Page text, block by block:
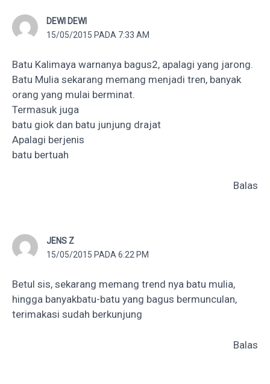
DEWI DEWI
15/05/2015 PADA 7:33 AM
Batu Kalimaya warnanya bagus2, apalagi yang jarong.
Batu Mulia sekarang memang menjadi tren, banyak
orang yang mulai berminat.
Termasuk juga
batu giok dan batu junjung drajat
Apalagi berjenis
batu bertuah
Balas
JENS Z
15/05/2015 PADA 6:22 PM
Betul sis, sekarang memang trend nya batu mulia,
hingga banyakbatu-batu yang bagus bermunculan,
terimakasi sudah berkunjung
Balas